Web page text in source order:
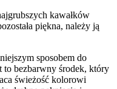
kawałków
piękna, należy ją
sposobem do
to bezbarwny środek, który
świeżość kolorowi